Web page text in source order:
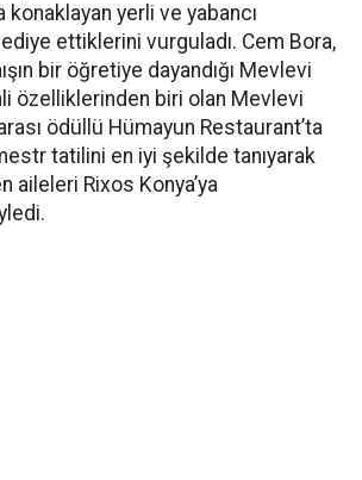
yerli ve yabancı
ettiklerini vurguladı. Cem Bora,
bir öğretiye dayandığı Mevlevi
özelliklerinden biri olan Mevlevi
ödüllü Hümayun Restaurant’ta
tatilini en iyi şekilde tanıyarak
aileleri Rixos Konya’ya